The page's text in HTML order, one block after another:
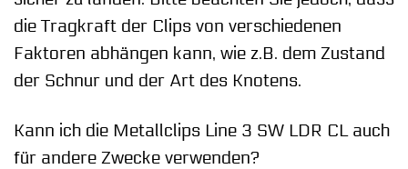
die Tragkraft der Clips von verschiedenen
Faktoren abhängen kann, wie z.B. dem Zustand
der Schnur und der Art des Knotens.
Kann ich die Metallclips Line 3 SW LDR CL auch
für andere Zwecke verwenden?